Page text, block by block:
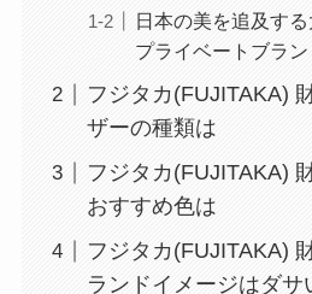
日本の美を追及す
プライベートブラ
フジタカ(FUJITAKA)
ザーの種類は
フジタカ(FUJITAKA)
おすすめ色は
フジタカ(FUJITAKA)
ランドイメージはダサ